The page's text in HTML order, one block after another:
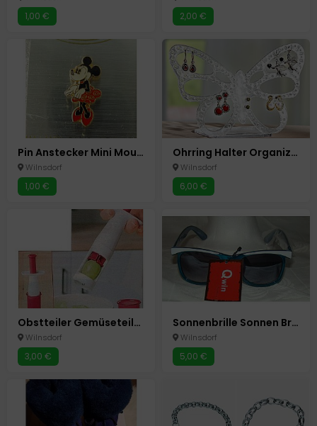
1,00 € 2,00 €
Pin Anstecker Mini Mouse
Wilnsdorf
1,00 €
Ohrring Halter Organizer Ständer für bis zu 60 Ohrringe Neu Schmetterling Acryl
Wilnsdorf
6,00 €
Obstteiler Gemüseteiler Obstschneider Tomaten Weintrauben Teiler
Wilnsdorf
3,00 €
Sonnenbrille Sonnen Brille Neu mit UV Schutz Neu
Wilnsdorf
5,00 €